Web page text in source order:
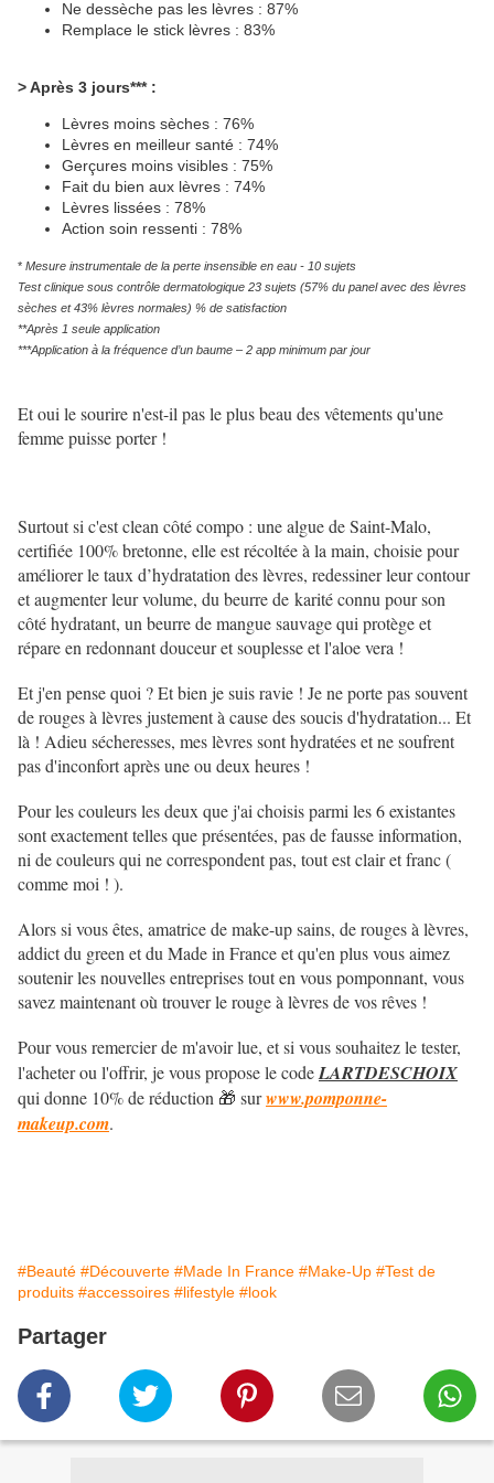
Ne dessèche pas les lèvres : 87%
Remplace le stick lèvres : 83%
> Après 3 jours*** :
Lèvres moins sèches : 76%
Lèvres en meilleur santé : 74%
Gerçures moins visibles : 75%
Fait du bien aux lèvres : 74%
Lèvres lissées : 78%
Action soin ressenti : 78%
* Mesure instrumentale de la perte insensible en eau - 10 sujets
Test clinique sous contrôle dermatologique 23 sujets (57% du panel avec des lèvres
sèches et 43% lèvres normales) % de satisfaction
**Après 1 seule application
***Application à la fréquence d’un baume – 2 app minimum par jour
Et oui le sourire n'est-il pas le plus beau des vêtements qu'une
femme puisse porter !
Surtout si c'est clean côté compo : une algue de Saint-Malo,
certifiée 100% bretonne, elle est récoltée à la main, choisie pour
améliorer le taux d’hydratation des lèvres, redessiner leur contour
et augmenter leur volume, du beurre de karité connu pour son
côté hydratant, un beurre de mangue sauvage qui protège et
répare en redonnant douceur et souplesse et l'aloe vera !
Et j'en pense quoi ? Et bien je suis ravie ! Je ne porte pas souvent
de rouges à lèvres justement à cause des soucis d'hydratation... Et
là ! Adieu sécheresses, mes lèvres sont hydratées et ne soufrent
pas d'inconfort après une ou deux heures !
Pour les couleurs les deux que j'ai choisis parmi les 6 existantes
sont exactement telles que présentées, pas de fausse information,
ni de couleurs qui ne correspondent pas, tout est clair et franc (
comme moi ! ).
Alors si vous êtes, amatrice de make-up sains, de rouges à lèvres,
addict du green et du Made in France et qu'en plus vous aimez
soutenir les nouvelles entreprises tout en vous pomponnant, vous
savez maintenant où trouver le rouge à lèvres de vos rêves !
Pour vous remercier de m'avoir lue, et si vous souhaitez le tester,
l'acheter ou l'offrir, je vous propose le codeLARTDESCHOIX
qui donne 10% de réduction 🎁 surwww.pomponne-
makeup.com.
#Beauté #Découverte #Made In France #Make-Up #Test de
produits #accessoires #lifestyle #look
Partager